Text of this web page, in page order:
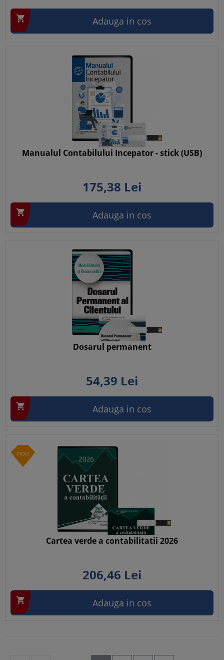
 Adauga in cos
Manualul Contabilului Incepator - stick (USB)
175,38 Lei
 Adauga in cos
Dosarul permanent
54,39 Lei
 Adauga in cos
nou
Cartea verde a contabilitatii 2026
206,46 Lei
 Adauga in cos